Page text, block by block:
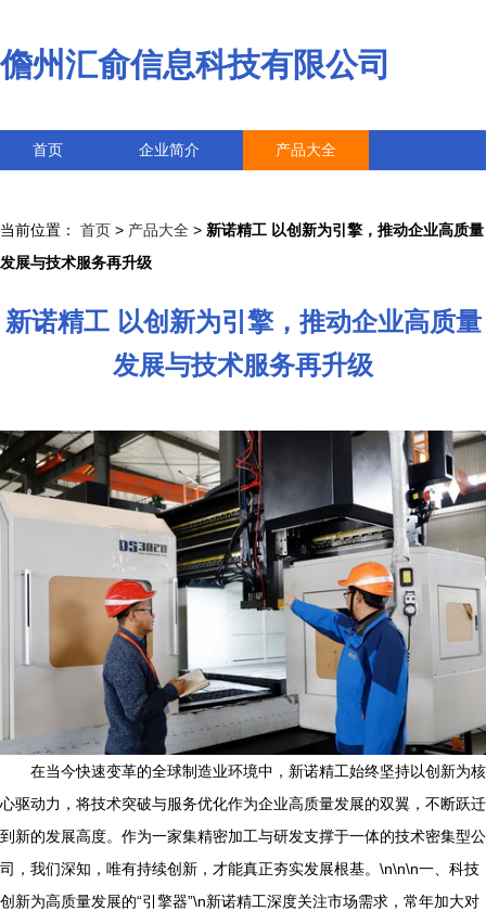
儋州汇俞信息科技有限公司
首页 企业简介 产品大全
当前位置： 首页 > 产品大全 > 新诺精工 以创新为引擎，推动企业高质量
发展与技术服务再升级
新诺精工 以创新为引擎，推动企业高质量
发展与技术服务再升级
在当今快速变革的全球制造业环境中，新诺精工始终坚持以创新为核
心驱动力，将技术突破与服务优化作为企业高质量发展的双翼，不断跃迁
到新的发展高度。作为一家集精密加工与研发支撑于一体的技术密集型公
司，我们深知，唯有持续创新，才能真正夯实发展根基。\n\n\n一、科技
创新为高质量发展的“引擎器”\n新诺精工深度关注市场需求，常年加大对